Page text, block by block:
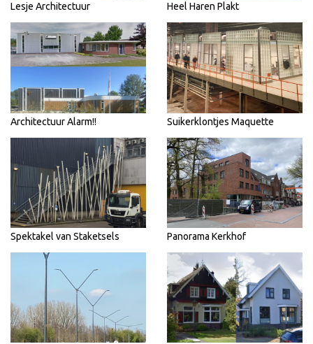
Lesje Architectuur Heel Haren Plakt
Architectuur Alarm!! Suikerklontjes Maquette
Spektakel van Staketsels Panorama Kerkhof